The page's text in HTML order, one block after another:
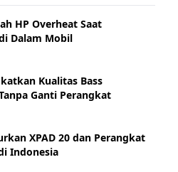
HP Overheat Saat
Dalam Mobil
Kualitas Bass
Ganti Perangkat
XPAD 20 dan Perangkat
Indonesia